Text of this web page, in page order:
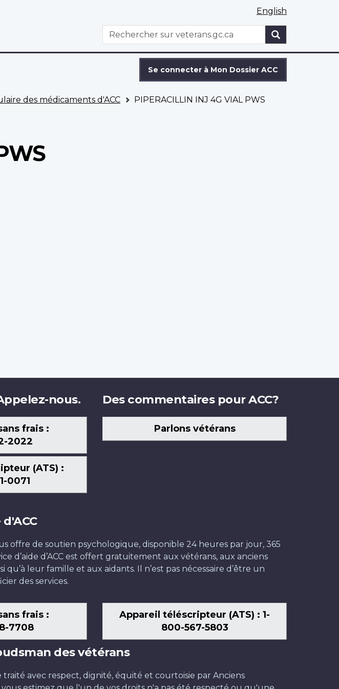
English
WxT
Search
Rechercher
Se connecter à Mon Dossier ACC
des médicaments d'ACC PIPERACILLIN INJ 4G VIAL PWS
nous.
frais :
2022
(ATS) :
0071
Des commentaires pour ACC?
Parlons vétérans
offre de soutien psychologique, disponible 24 heures par jour, 365
d’aide d’ACC est offert gratuitement aux vétérans, aux anciens
qu’à leur famille et aux aidants. Il n’est pas nécessaire d’être un
des services.
frais :
7708
Appareil téléscripteur (ATS) : 1-
800-567-5803
des vétérans
avec respect, dignité, équité et courtoisie par Anciens